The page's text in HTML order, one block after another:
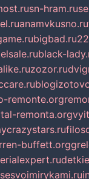
sn-hram.ru
anamvkusno.ru
bigbad.ru
black-
zozor.ru
remonte.org
remonta.org
buffett.org